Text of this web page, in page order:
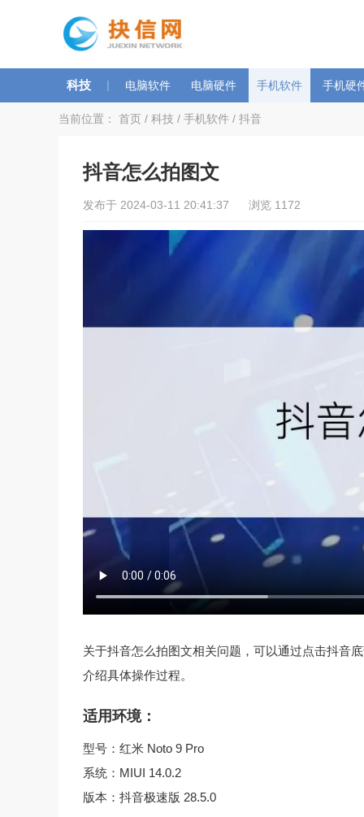
科技 | 电脑软件 电脑硬件 手机软件 手机硬
当前位置： 首页 / 科技 / 手机软件 / 抖音
抖音怎么拍图文
发布于 2024-03-11 20:41:37 浏览 1172
关于抖音怎么拍图文相关问题，可以通过点击抖音
介绍具体操作过程。
适用环境：
型号：红米 Noto 9 Pro
系统：MIUI 14.0.2
版本：抖音极速版 28.5.0